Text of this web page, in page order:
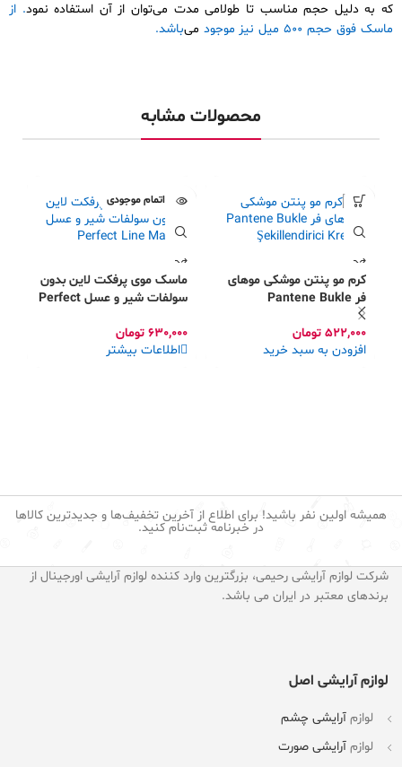
که به دلیل حجم مناسب تا طولامی مدت می‌توان از آن استفاده نمود. از
ماسک فوق حجم 500 میل نیز موجود
می‌باشد.
محصولات مشابه
کرم مو پنتن موشکی موهای
فر Pantene Bukle
Şekillendirici Krem
522,000 تومان
افزودن به سبد خرید
اتمام موجودی
ماسک موی پرفکت لاین بدون
سولفات شیر و عسل Perfect
630,000 تومان
اطلاعات بیشتر
همیشه اولین نفر باشید! برای اطلاع از آخرین تخفیف‌ها و جدیدترین کالاها
در خبرنامه ثبت‌نام کنید.
شرکت لوازم آرایشی رحیمی، بزرگترین وارد کننده لوازم آرایشی اورجینال از
برندهای معتبر در ایران می باشد.
لوازم آرایشی اصل
لوازم آرایشی چشم
لوازم آرایشی صورت